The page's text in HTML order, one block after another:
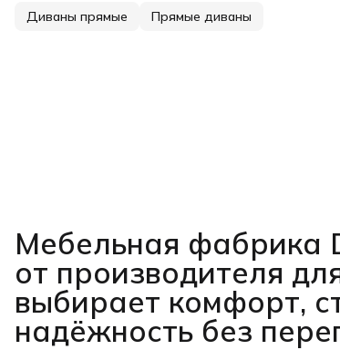
Диваны прямые Прямые диваны
Мебельная фабрика
от производителя
выбирает комфорт,
надёжность без